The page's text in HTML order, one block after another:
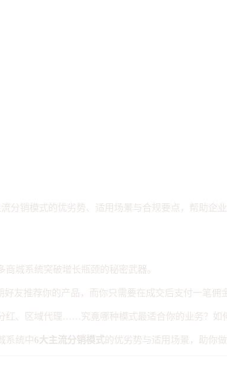
分销模式的优劣势、适用场景与合规要点，帮助企
商城系统突破增长瓶颈的秘密武器。
友推荐你的产品，而你只需要在成交后支付一笔
、区域代理……究竟哪种模式最适合你的业务？如
系统中6大主流分销模式的优劣势与适用场景，助你